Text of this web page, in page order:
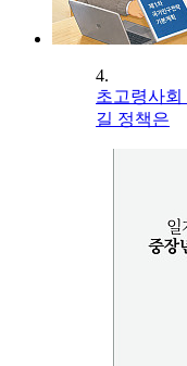
4.
초고령사회
길 정책은